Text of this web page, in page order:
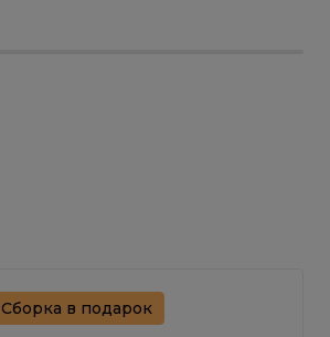
Сборка в подарок